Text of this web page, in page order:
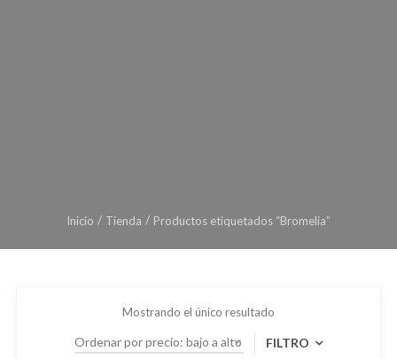
Inicio Tienda Productos etiquetados “Bromelia”
Mostrando el único resultado
FILTRO